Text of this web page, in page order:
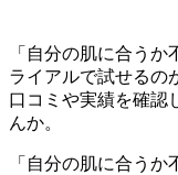
「自分の肌に合う
ライアルで試せるの
口コミや実績を確認
んか。
「自分の肌に合う